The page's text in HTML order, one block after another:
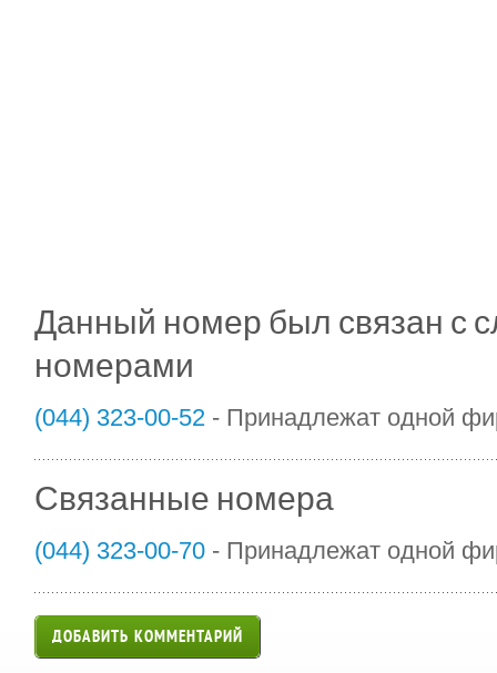
Данный номер был связан с
номерами
(044) 323-00-52 - Принадлежат одной
Связанные номера
(044) 323-00-70 - Принадлежат одной
ДОБАВИТЬ КОММЕНТАРИЙ